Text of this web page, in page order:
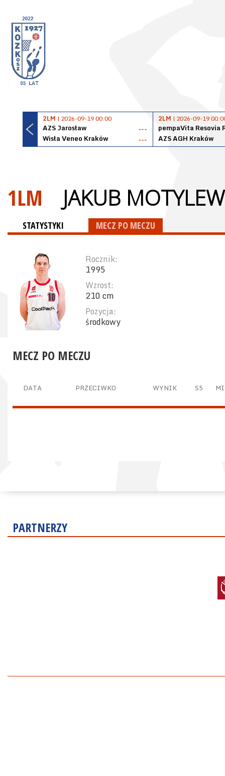
2LM | 2026-09-19 00:00
AZS Jarosław
---
Wisła Veneo Kraków
---
2LM | 2026-09-19
pempaVita Resovia
AZS AGH Kraków
1LM JAKUB
STATYSTYKI MECZ PO MECZU
Rocznik:
1995
Wzrost:
210 cm
Pozycja:
środkowy
MECZ PO MECZU
DATA PRZECIWKO WYNIK S5
PARTNERZY